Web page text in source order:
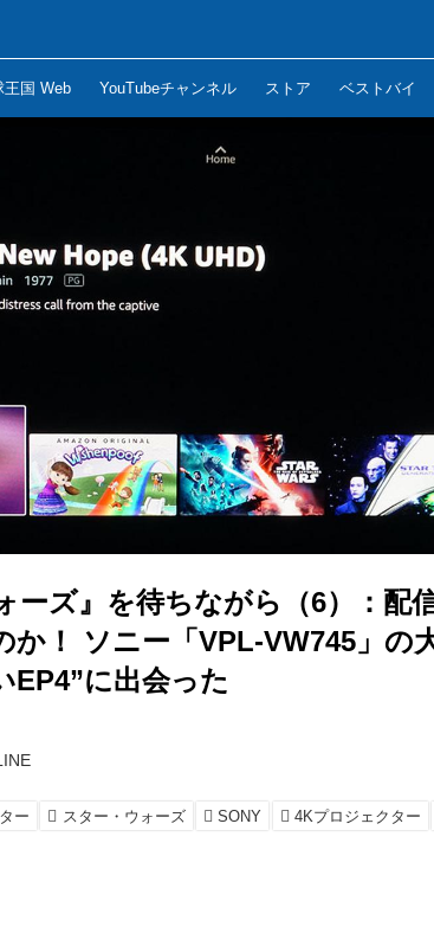
王国 Web YouTubeチャンネル ストア ベストバイ
ーズ』を待ちながら（6）：配
か！ ソニー「VPL-VW745」の
EP4”に出会った
ー スター・ウォーズ SONY 4Kプロジェクター